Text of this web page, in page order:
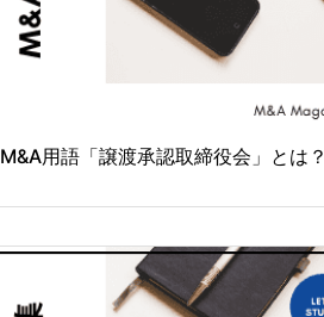
M&A用語「譲渡承認取締役会」とは？